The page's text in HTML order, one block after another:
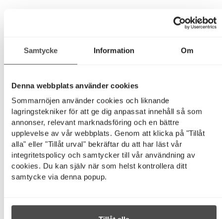
Samtycke Information Om
Denna webbplats använder cookies
Sommarnöjen använder cookies och liknande
lagringstekniker för att ge dig anpassat innehåll så som
annonser, relevant marknadsföring och en bättre
upplevelse av vår webbplats. Genom att klicka på "Tillåt
alla" eller "Tillåt urval" bekräftar du att har läst vår
integritetspolicy och samtycker till vår användning av
cookies. Du kan själv när som helst kontrollera ditt
samtycke via denna popup.